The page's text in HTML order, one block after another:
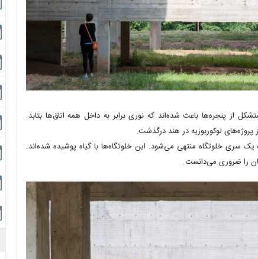
از پنجره‌ها باعث شده‌اند که نوری برابر به داخل همه اتاق‌ها بتابد.
خلوتگاه منتهی می‌شود. این خلوتگاه‌ها با گیاه پوشیده شده‌اند.
را ضروری می‌دانست.